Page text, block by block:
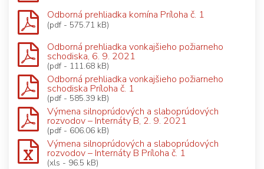
Odborná prehliadka komína Príloha č. 1
(pdf - 575.71 kB)
Odborná prehliadka vonkajšieho požiarneho
schodiska, 6. 9. 2021
(pdf - 111.68 kB)
Odborná prehliadka vonkajšieho požiarneho
schodiska Príloha č. 1
(pdf - 585.39 kB)
Výmena silnoprúdových a slaboprúdových
rozvodov – Internáty B, 2. 9. 2021
(pdf - 606.06 kB)
Výmena silnoprúdových a slaboprúdových
rozvodov – Internáty B Príloha č. 1
(xls - 96.5 kB)